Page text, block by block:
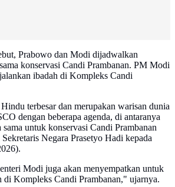
Prabowo dan Modi dijadwalkan
konservasi Candi Prambanan. PM Modi
ibadah di Kompleks Candi
terbesar dan merupakan warisan dunia
dengan beberapa agenda, di antaranya
sama untuk konservasi Candi Prambanan
Negara Prasetyo Hadi kepada
Modi juga akan menyempatkan untuk
di Kompleks Candi Prambanan," ujarnya.